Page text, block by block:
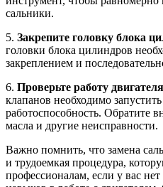
сальники.
5. Закрепите головку блока
головки блока цилиндров
закреплением и
6. Проверьте работу
клапанов необходимо
работоспособность. Обратите
масла и другие неисправности.
Важно помнить, что замена
и трудоемкая процедура,
профессионалам, если у вас